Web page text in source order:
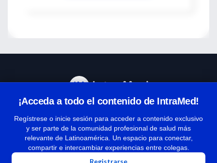
¡Acceda a todo el contenido de IntraMed!
Regístrese o inicie sesión para acceder a contenido exclusivo
y ser parte de la comunidad profesional de salud más
relevante de Latinoamérica. Un espacio para conectar,
compartir e intercambiar experiencias entre colegas.
Registrarse
Términos y condiciones
| Políticas de privacidad